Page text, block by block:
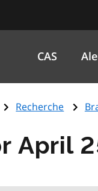
CAS
Recherche
April